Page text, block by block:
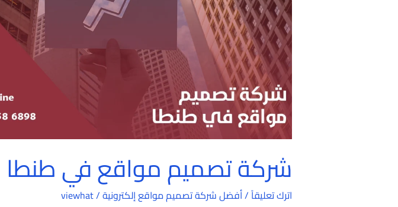
شركة تصميم مواقع في طنطا
اترك تعليقاً/أفضل شركة تصميم مواقع إلكترونية/
viewhat